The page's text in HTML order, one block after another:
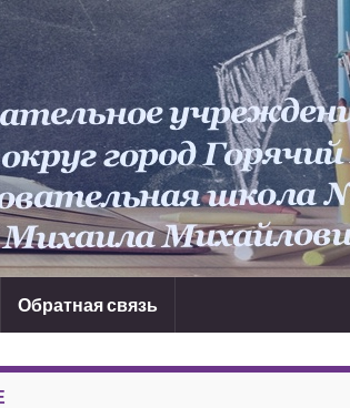
Обратная связь